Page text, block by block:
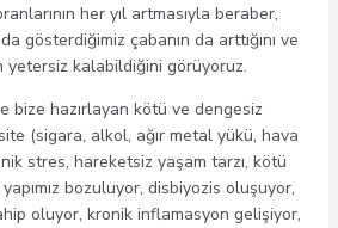
her yıl artmasıyla beraber,
gösterdiğimiz çabanın da arttığını ve
yetersiz kalabildiğini görüyoruz.
bize hazırlayan kötü ve dengesiz
(sigara, alkol, ağır metal yükü, hava
stres, hareketsiz yaşam tarzı, kötü
bozuluyor, disbiyozis oluşuyor,
oluyor, kronik inflamasyon gelişiyor,